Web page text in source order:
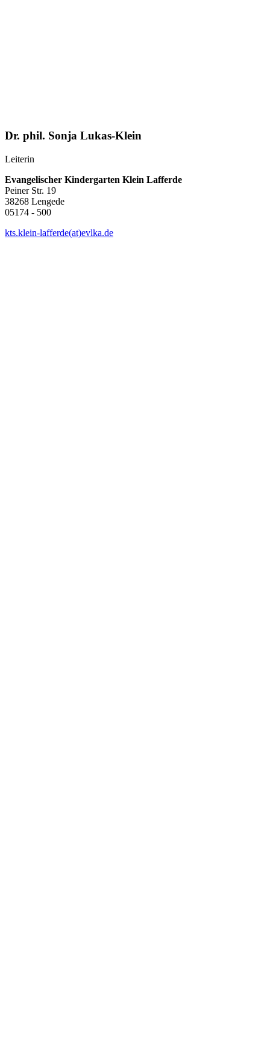
Dr. phil. Sonja Lukas-Klein
Leiterin
Evangelischer Kindergarten Klein Lafferde
Peiner Str. 19
38268 Lengede
05174 - 500
kts.klein-lafferde(at)evlka.de